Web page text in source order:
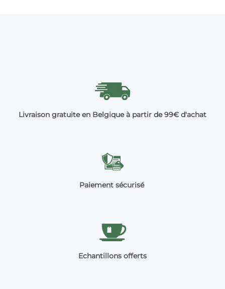
Livraison gratuite en Belgique à partir de 99€ d'achat
Paiement sécurisé
Echantillons offerts